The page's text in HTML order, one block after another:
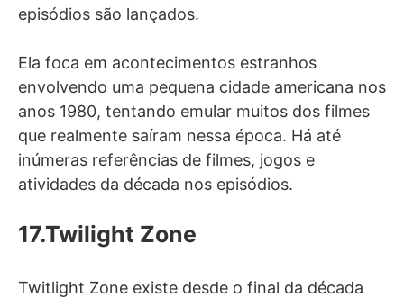
episódios são lançados.
Ela foca em acontecimentos estranhos
envolvendo uma pequena cidade americana nos
anos 1980, tentando emular muitos dos filmes
que realmente saíram nessa época. Há até
inúmeras referências de filmes, jogos e
atividades da década nos episódios.
17.Twilight Zone
Twitlight Zone existe desde o final da década